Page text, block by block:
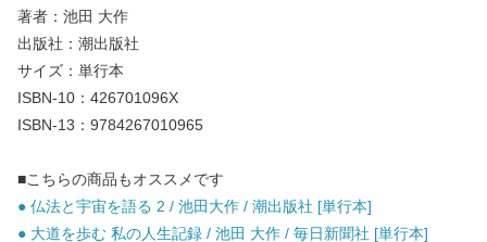
著者：池田 大作
出版社：潮出版社
サイズ：単行本
ISBN-10：426701096X
ISBN-13：9784267010965
■こちらの商品もオススメです
● 仏法と宇宙を語る 2 / 池田大作 / 潮出版社 [単行本]
● 大道を歩む 私の人生記録 / 池田 大作 / 毎日新聞社 [単行本]